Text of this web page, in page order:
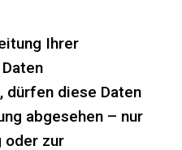
Ihrer
dürfen diese Daten
abgesehen – nur
oder zur